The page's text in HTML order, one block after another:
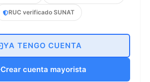
RUC verificado SUNAT
YA TENGO CUENTA
Crear cuenta mayorista